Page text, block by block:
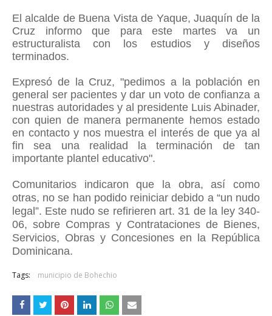
El alcalde de Buena Vista de Yaque, Juaquín de la
Cruz informo que para este martes va un
estructuralista con los estudios y diseños
terminados.
Expresó de la Cruz, "pedimos a la población en
general ser pacientes y dar un voto de confianza a
nuestras autoridades y al presidente Luis Abinader,
con quien de manera permanente hemos estado
en contacto y nos muestra el interés de que ya al
fin sea una realidad la terminación de tan
importante plantel educativo".
Comunitarios indicaron que la obra, así como
otras, no se han podido reiniciar debido a “un nudo
legal”. Este nudo se refirieren art. 31 de la ley 340-
06,sobre Compras y Contrataciones de Bienes,
Servicios, Obras y Concesiones en la República
Dominicana.
Tags: municipio de Bohechio